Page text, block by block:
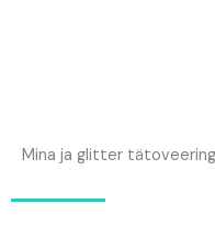
Mina ja glitter